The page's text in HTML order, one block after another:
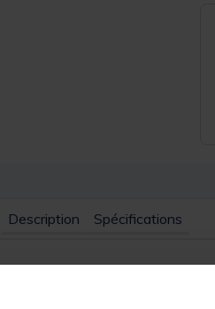
Description Spécifications